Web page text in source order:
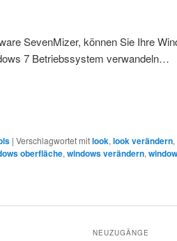
SevenMizer, können Sie Ihre
7 Betriebssystem verwandeln…
| Verschlagwortet mitlook, look verändern,
oberfläche, windows verändern,
NEUZUGÄNGE